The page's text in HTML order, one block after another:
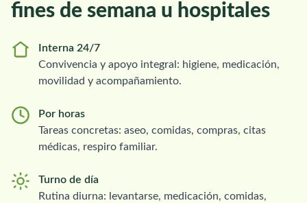
fines de semana u hospitales
Interna 24/7
Convivencia y apoyo integral: higiene, medicación,
movilidad y acompañamiento.
Por horas
Tareas concretas: aseo, comidas, compras, citas
médicas, respiro familiar.
Turno de día
Rutina diurna: levantarse, medicación, comidas,